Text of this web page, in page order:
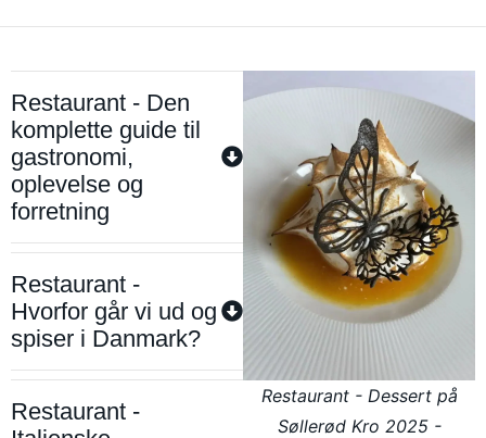
Restaurant - Den
komplette guide til
gastronomi,
oplevelse og
forretning
Restaurant -
Hvorfor går vi ud og
spiser i Danmark?
Restaurant -
Restaurant - Dessert på
Søllerød Kro 2025 -